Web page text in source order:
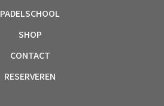
PADELSCHOOL
SHOP
CONTACT
RESERVEREN